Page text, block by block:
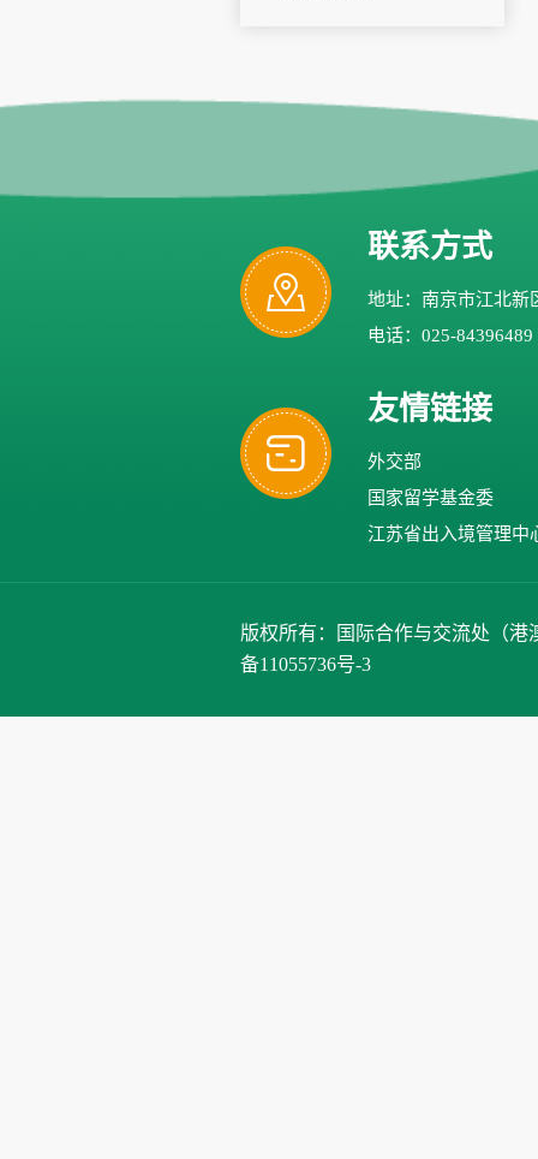
联系方式
地址：南京市江北新
电话：025-84396489
友情链接
外交部
国家留学基金委
江苏省出入境管理中
版权所有：国际合作与交流处（港
备11055736号-3